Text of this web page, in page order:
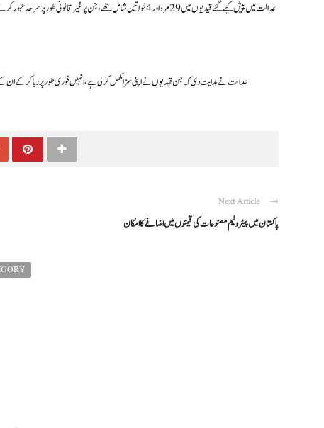
عدالت میں پیش کیے گئے قیدیوں میں 29 مرد اور 4 خواتین شامل تھے، جن پر غیر قانونی طور پر سرحد عبور کرنے اور اسمگلنگ جیسے الزامات تھے۔ ان قیدیوں کا تعلق بھارت، افریقا، کینیا، بنگلادیش سمیت مختلف ممالک سے ہے۔
عدالت نے ہدایت دی کہ جن قیدیوں نے اپنی سزا مکمل کر لی ہے، انہیں فوری طور پر رہا کر کے ان
Next Article
پاکستان میں پیٹرولیم مصنوعات کی قیمتوں میں اضافےکاامکان